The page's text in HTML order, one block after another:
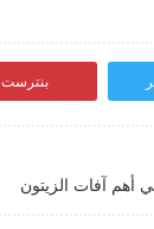
بنترست
أهم آفات الزيتون